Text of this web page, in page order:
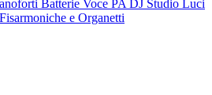
Batterie Voce PA DJ Studio Luci
Fisarmoniche e Organetti